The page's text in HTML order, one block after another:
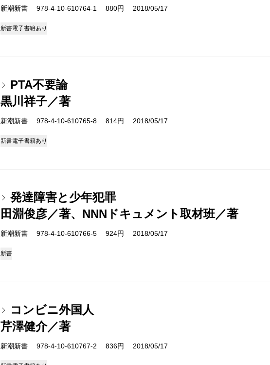
新潮新書 978-4-10-610764-1 880円 2018/05/17
新書電子書籍あり
PTA不要論
黒川祥子／著
新潮新書 978-4-10-610765-8 814円 2018/05/17
新書電子書籍あり
発達障害と少年犯罪
田淵俊彦／著、NNNドキュメント取材班／著
新潮新書 978-4-10-610766-5 924円 2018/05/17
新書
コンビニ外国人
芹澤健介／著
新潮新書 978-4-10-610767-2 836円 2018/05/17